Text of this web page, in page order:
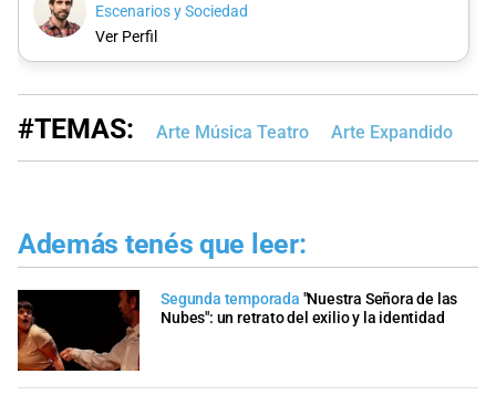
Escenarios y Sociedad
Ver Perfil
#TEMAS: Arte Música Teatro Arte Expandido
Además tenés que leer:
Segunda temporada "Nuestra Señora de las
Nubes": un retrato del exilio y la identidad